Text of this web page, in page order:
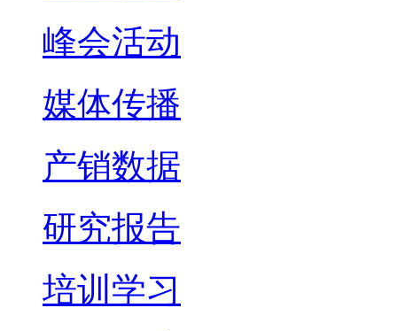
峰会活动
媒体传播
产销数据
研究报告
培训学习